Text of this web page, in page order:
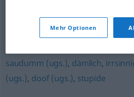
bescheuert (ugs.),dumm
(geistig)
saudumm (ugs.), dämlich,
(ugs.), doof (ugs.), stupide
Mehr Optionen